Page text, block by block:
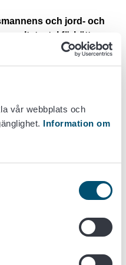
vår webbplats och
Information om
och jord- och
förbättrar
livsmedelskedjans
av
upp –
påminner om
utredning: